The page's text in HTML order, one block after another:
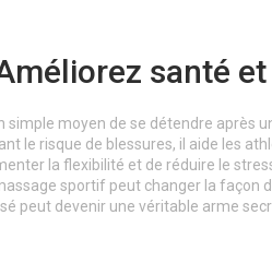
santé
simple moyen de se détendre après
le risque de blessures, il aide les
la flexibilité et de réduire le
sportif peut changer la façon
peut devenir une véritable arme